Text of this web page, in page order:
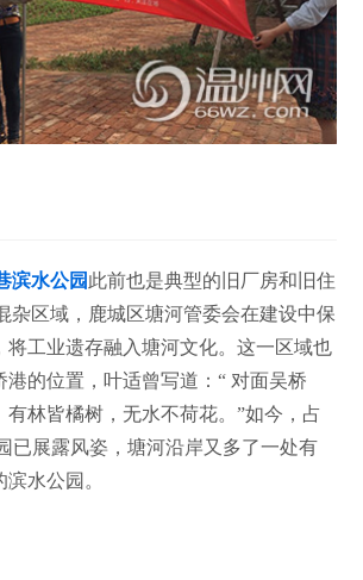
滨水公园 此前也是典型的旧厂房和旧住
杂区域，鹿城区塘河管委会在建设中保
将工业遗存融入塘河文化。这一区域也
港的位置，叶适曾写道：“ 对面吴桥
有林皆橘树，无水不荷花。”如今，占
已展露风姿，塘河沿岸又多了一处有
水公园。